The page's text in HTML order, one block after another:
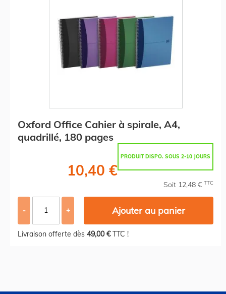
Oxford Office Cahier à spirale, A4,
quadrillé, 180 pages
PRODUIT DISPO. SOUS 2-10 JOURS
10,40 €
Soit 12,48 € TTC
- + Ajouter au panier
Livraison offerte dès 49,00 €TTC !